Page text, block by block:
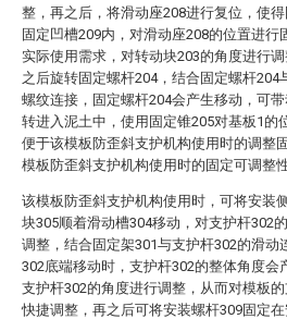
整，再之后，将滑动座208进行复位，使
固定凹槽209内，对滑动座208的位置进行
实际使用需求，对转动块203的角度进行
之后旋转固定螺杆204，结合固定螺杆204
螺纹连接，固定螺杆204会产生移动，可
转进入泥土中，使用固定锥205对基板1的
便于该模板防歪斜支护机构使用时的调整
模板防歪斜支护机构使用时的固定可调整
该模板防歪斜支护机构使用时，可将安装
块305顺着滑动槽304移动，对支护杆302
调整，结合固定架301与支护杆302的滑动
302底端移动时，支护杆302的整体角度会
支护杆302的角度进行调整，从而对模板
快捷调整，再之后可将安装螺杆309固定在